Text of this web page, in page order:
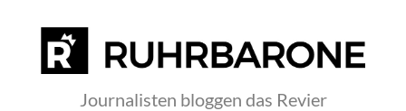
Journalisten bloggen das Revier